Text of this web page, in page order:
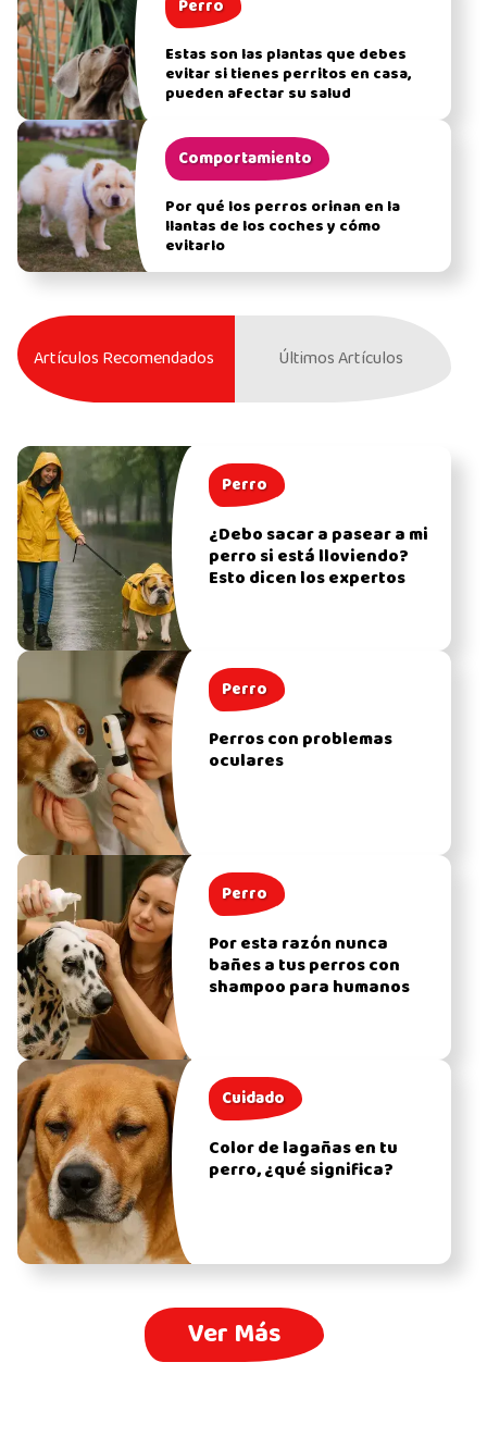
Perro
Estas son las plantas que debes
evitar si tienes perritos en casa,
pueden afectar su salud
Comportamiento
Por qué los perros orinan en la
llantas de los coches y cómo
evitarlo
Artículos Recomendados Últimos Artículos
Perro
¿Debo sacar a pasear a mi
perro si está lloviendo?
Esto dicen los expertos
Perro
Perros con problemas
oculares
Perro
Por esta razón nunca
bañes a tus perros con
shampoo para humanos
Cuidado
Color de lagañas en tu
perro, ¿qué significa?
Ver Más